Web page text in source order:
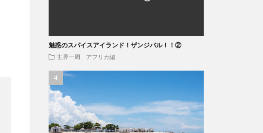
魅惑のスパイスアイランド！ザンジバル！！②
世界一周 アフリカ編